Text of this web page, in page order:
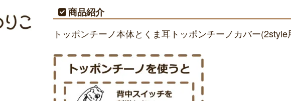
商品紹介
トッポンチーノ本体とくま耳トッポンチーノカバー(2style